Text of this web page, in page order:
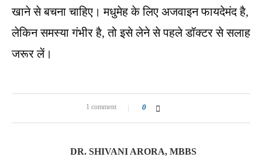
खाने से बचना चाहिए। मधुमेह के लिए अजवाइन फायदेमंद है,
लेकिन समस्या गंभीर है, तो इसे लेने से पहले डॉक्टर से सलाह
जरूर लें।
1 comment 0
DR. SHIVANI ARORA, MBBS